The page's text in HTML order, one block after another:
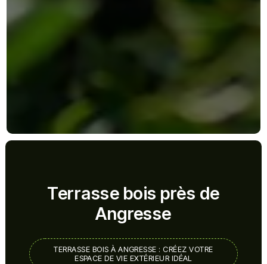
Terrasse bois près de
Angresse
TERRASSE BOIS À ANGRESSE : CRÉEZ VOTRE
ESPACE DE VIE EXTÉRIEUR IDÉAL